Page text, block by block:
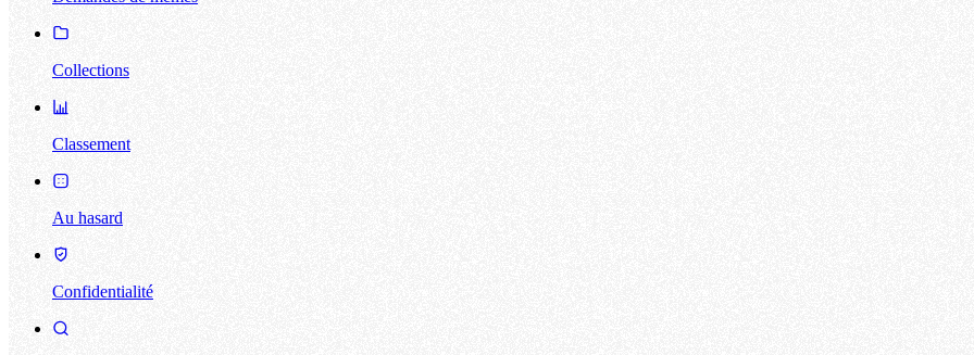
Collections
Classement
Au hasard
Confidentialité